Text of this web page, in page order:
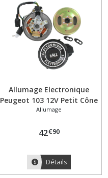
Allumage Electronique
Peugeot 103 12V Petit Cône
Allumage
42€90
Détails